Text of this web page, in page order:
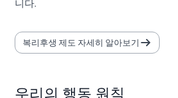
니다.
복리후생 제도 자세히 알아보기
우리의 행동 원칙